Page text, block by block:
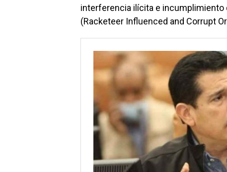
interferencia ilícita e incumplimiento
(Racketeer Influenced and Corrupt